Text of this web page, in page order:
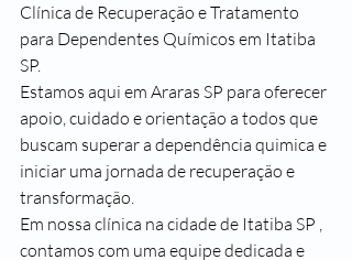
Clínica de Recuperação e Tratamento
para Dependentes Químicos em Itatiba
SP.
Estamos aqui em Araras SP para oferecer
apoio, cuidado e orientação a todos que
buscam superar a dependência quimica e
iniciar uma jornada de recuperação e
transformação.
Em nossa clínica na cidade de Itatiba SP ,
contamos com uma equipe dedicada e